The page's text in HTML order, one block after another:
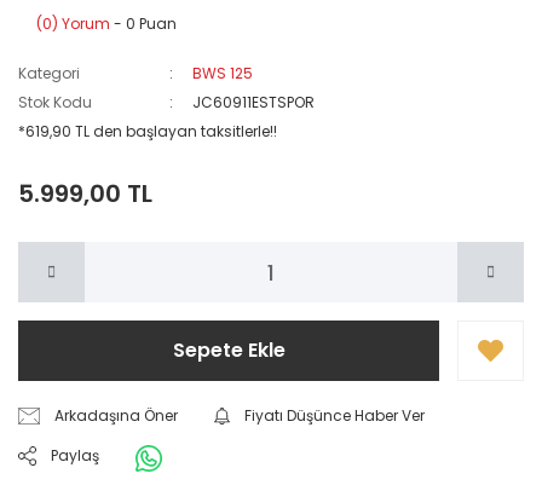
(0) Yorum - 0 Puan
Kategori
BWS 125
Stok Kodu
JC60911ESTSPOR
*619,90 TL den başlayan taksitlerle!!
5.999,00 TL
Sepete Ekle
Arkadaşına Öner
Fiyatı Düşünce Haber Ver
Paylaş